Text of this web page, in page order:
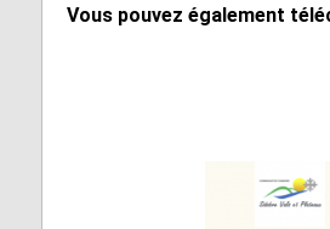
Vous pouvez également